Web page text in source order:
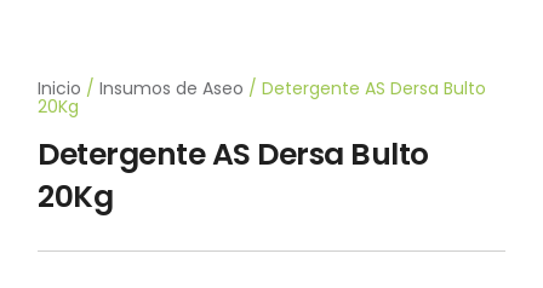
Inicio /Insumos de Aseo / Detergente AS Dersa Bulto
20Kg
Detergente AS Dersa Bulto
20Kg